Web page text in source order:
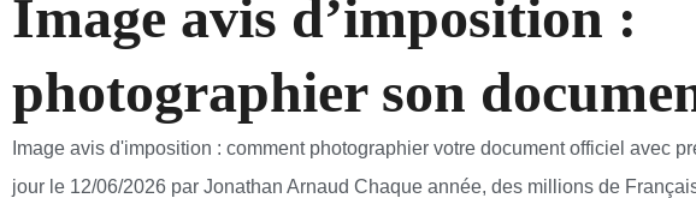
Image avis d’imposition :
photographier son
Image avis d'imposition : comment photographier votre document officiel avec
jour le 12/06/2026 par Jonathan Arnaud Chaque année, des millions de